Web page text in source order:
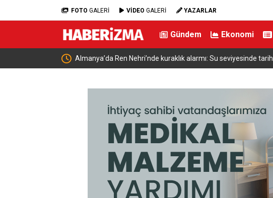
FOTO GALERİ VİDEO GALERİ YAZARLAR
Gündem Ekonomi
Almanya’da Ren Nehri’nde kuraklık alarmı: Su seviyesinde